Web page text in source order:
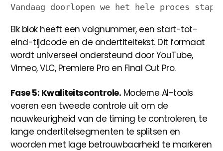
Elk blok heeft een volgnummer, een start-tot-
eind-tijdcode en de ondertiteltekst. Dit formaat
wordt universeel ondersteund door YouTube,
Vimeo, VLC, Premiere Pro en Final Cut Pro.
Fase 5: Kwaliteitscontrole. Moderne AI-tools
voeren een tweede controle uit om de
nauwkeurigheid van de timing te controleren, te
lange ondertitelsegmenten te splitsen en
woorden met lage betrouwbaarheid te markeren